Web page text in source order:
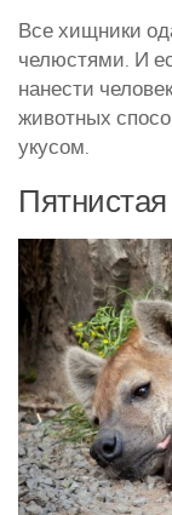
Все хищники
челюстями. И
нанести
животных
укусом.
Пятнистая